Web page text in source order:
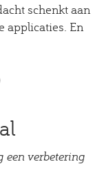
schenkt aan
applicaties. En
een verbetering